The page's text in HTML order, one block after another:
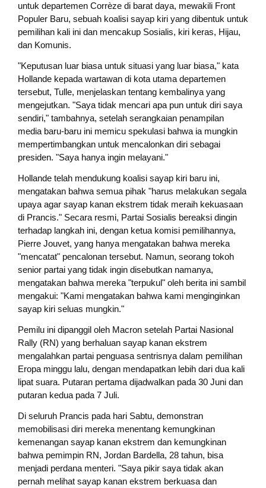
untuk departemen Corrèze di barat daya, mewakili Front
Populer Baru, sebuah koalisi sayap kiri yang dibentuk untuk
pemilihan kali ini dan mencakup Sosialis, kiri keras, Hijau,
dan Komunis.
"Keputusan luar biasa untuk situasi yang luar biasa," kata
Hollande kepada wartawan di kota utama departemen
tersebut, Tulle, menjelaskan tentang kembalinya yang
mengejutkan. "Saya tidak mencari apa pun untuk diri saya
sendiri," tambahnya, setelah serangkaian penampilan
media baru-baru ini memicu spekulasi bahwa ia mungkin
mempertimbangkan untuk mencalonkan diri sebagai
presiden. "Saya hanya ingin melayani."
Hollande telah mendukung koalisi sayap kiri baru ini,
mengatakan bahwa semua pihak "harus melakukan segala
upaya agar sayap kanan ekstrem tidak meraih kekuasaan
di Prancis." Secara resmi, Partai Sosialis bereaksi dingin
terhadap langkah ini, dengan ketua komisi pemilihannya,
Pierre Jouvet, yang hanya mengatakan bahwa mereka
"mencatat" pencalonan tersebut. Namun, seorang tokoh
senior partai yang tidak ingin disebutkan namanya,
mengatakan bahwa mereka "terpukul" oleh berita ini sambil
mengakui: "Kami mengatakan bahwa kami menginginkan
sayap kiri seluas mungkin."
Pemilu ini dipanggil oleh Macron setelah Partai Nasional
Rally (RN) yang berhaluan sayap kanan ekstrem
mengalahkan partai penguasa sentrisnya dalam pemilihan
Eropa minggu lalu, dengan mendapatkan lebih dari dua kali
lipat suara. Putaran pertama dijadwalkan pada 30 Juni dan
putaran kedua pada 7 Juli.
Di seluruh Prancis pada hari Sabtu, demonstran
memobilisasi diri mereka menentang kemungkinan
kemenangan sayap kanan ekstrem dan kemungkinan
bahwa pemimpin RN, Jordan Bardella, 28 tahun, bisa
menjadi perdana menteri. "Saya pikir saya tidak akan
pernah melihat sayap kanan ekstrem berkuasa dan